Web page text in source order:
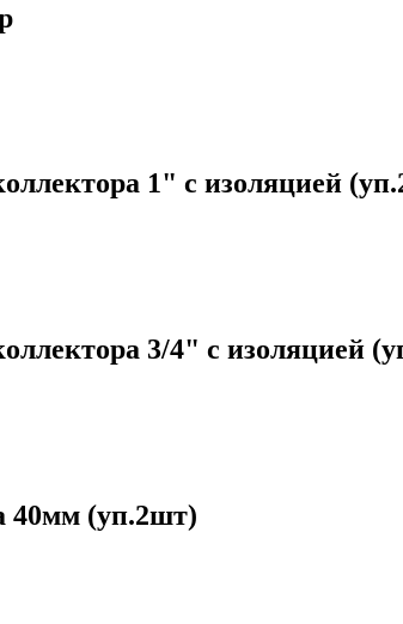
1" с изоляцией
3/4" с изоляцией
40мм (уп.2шт)